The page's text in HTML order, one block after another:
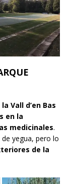
la Vall d’en Bas
en la
medicinales.
yegua, pero lo
de la